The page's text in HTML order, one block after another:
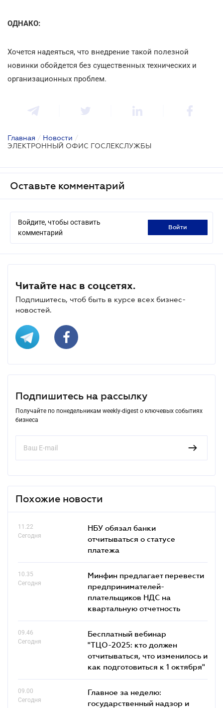
ОДНАКО:
Хочется надеяться, что внедрение такой полезной
новинки обойдется без существенных технических и
организационных проблем.
Главная / Новости /
ЭЛЕКТРОННЫЙ ОФИС ГОСЛЕКСЛУЖБЫ
Оставьте комментарий
Войдите, чтобы оставить
комментарий
войти
Читайте нас в соцсетях.
Подпишитесь, чтоб быть в курсе всех бизнес-
новостей.
Подпишитесь на рассылку
Получайте по понедельникам weekly-digest о ключевых событиях
бизнеса
Похожие новости
11.22
Сегодня
НБУ обязал банки
отчитываться о статусе
платежа
10.35
Сегодня
Минфин предлагает перевести
предпринимателей-
плательщиков НДС на
квартальную отчетность
09.46
Сегодня
Бесплатный вебинар
"ТЦО-2025: кто должен
отчитываться, что изменилось и
как подготовиться к 1 октября"
09.00
Сегодня
Главное за неделю:
государственный надзор и